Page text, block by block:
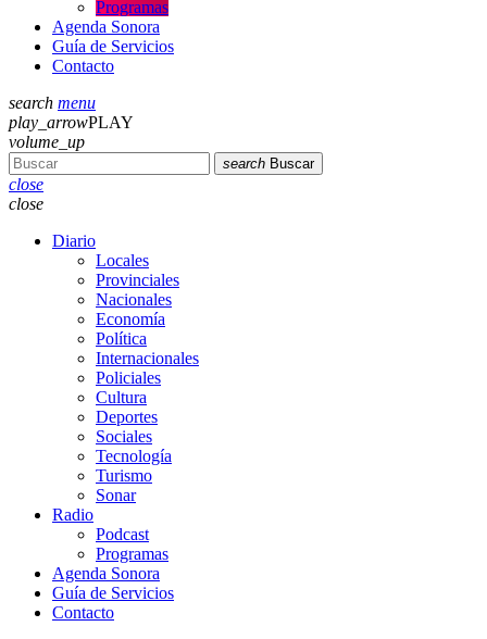
Programas
Agenda Sonora
Guía de Servicios
Contacto
search menu
play_arrowPLAY
volume_up
search Buscar
close
close
Diario
Locales
Provinciales
Nacionales
Economía
Política
Internacionales
Policiales
Cultura
Deportes
Sociales
Tecnología
Turismo
Sonar
Radio
Podcast
Programas
Agenda Sonora
Guía de Servicios
Contacto